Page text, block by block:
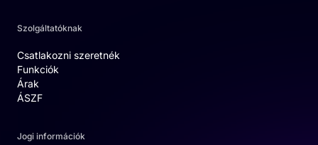
Szolgáltatóknak
Csatlakozni szeretnék
Funkciók
Árak
ÁSZF
Jogi információk